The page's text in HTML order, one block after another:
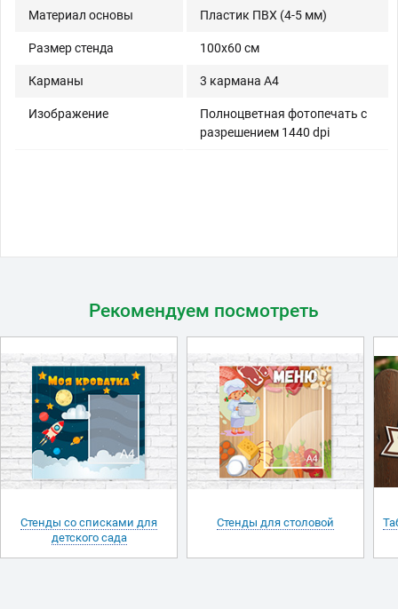
Материал основы Пластик ПВХ (4-5 мм)
Размер стенда 100x60 см
Карманы 3 кармана A4
Изображение
Полноцветная фотопечать с
разрешением 1440 dpi
Рекомендуем посмотреть
Стенды со списками для
детского сада
Стенды для столовой